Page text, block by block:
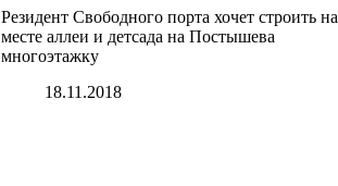
Резидент Свободного порта хочет строить на
месте аллеи и детсада на Постышева
многоэтажку
18.11.2018